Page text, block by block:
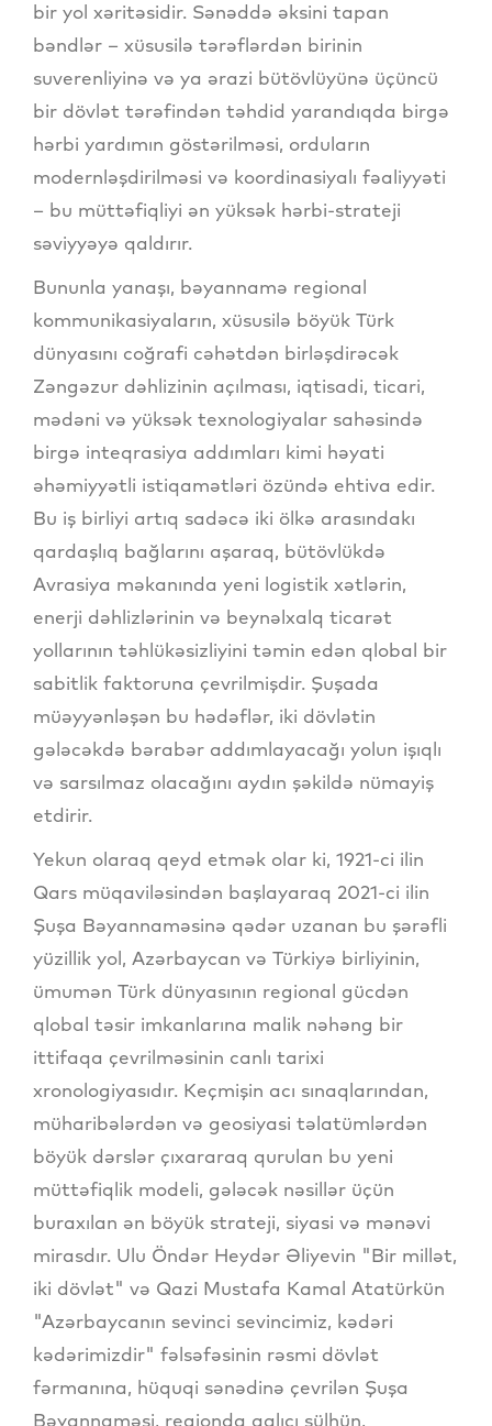
bir yol xəritəsidir. Sənəddə əksini tapan
bəndlər – xüsusilə tərəflərdən birinin
suverenliyinə və ya ərazi bütövlüyünə üçüncü
bir dövlət tərəfindən təhdid yarandıqda birgə
hərbi yardımın göstərilməsi, orduların
modernləşdirilməsi və koordinasiyalı fəaliyyəti
– bu müttəfiqliyi ən yüksək hərbi-strateji
səviyyəyə qaldırır.
​Bununla yanaşı, bəyannamə regional
kommunikasiyaların, xüsusilə böyük Türk
dünyasını coğrafi cəhətdən birləşdirəcək
Zəngəzur dəhlizinin açılması, iqtisadi, ticari,
mədəni və yüksək texnologiyalar sahəsində
birgə inteqrasiya addımları kimi həyati
əhəmiyyətli istiqamətləri özündə ehtiva edir.
Bu iş birliyi artıq sadəcə iki ölkə arasındakı
qardaşlıq bağlarını aşaraq, bütövlükdə
Avrasiya məkanında yeni logistik xətlərin,
enerji dəhlizlərinin və beynəlxalq ticarət
yollarının təhlükəsizliyini təmin edən qlobal bir
sabitlik faktoruna çevrilmişdir. Şuşada
müəyyənləşən bu hədəflər, iki dövlətin
gələcəkdə bərabər addımlayacağı yolun işıqlı
və sarsılmaz olacağını aydın şəkildə nümayiş
etdirir.
​Yekun olaraq qeyd etmək olar ki, 1921-ci ilin
Qars müqaviləsindən başlayaraq 2021-ci ilin
Şuşa Bəyannaməsinə qədər uzanan bu şərəfli
yüzillik yol, Azərbaycan və Türkiyə birliyinin,
ümumən Türk dünyasının regional gücdən
qlobal təsir imkanlarına malik nəhəng bir
ittifaqa çevrilməsinin canlı tarixi
xronologiyasıdır. Keçmişin acı sınaqlarından,
müharibələrdən və geosiyasi təlatümlərdən
böyük dərslər çıxararaq qurulan bu yeni
müttəfiqlik modeli, gələcək nəsillər üçün
buraxılan ən böyük strateji, siyasi və mənəvi
mirasdır. Ulu Öndər Heydər Əliyevin "Bir millət,
iki dövlət" və Qazi Mustafa Kamal Atatürkün
"Azərbaycanın sevinci sevincimiz, kədəri
kədərimizdir" fəlsəfəsinin rəsmi dövlət
fərmanına, hüquqi sənədinə çevrilən Şuşa
Bəyannaməsi, regionda qalıcı sülhün,